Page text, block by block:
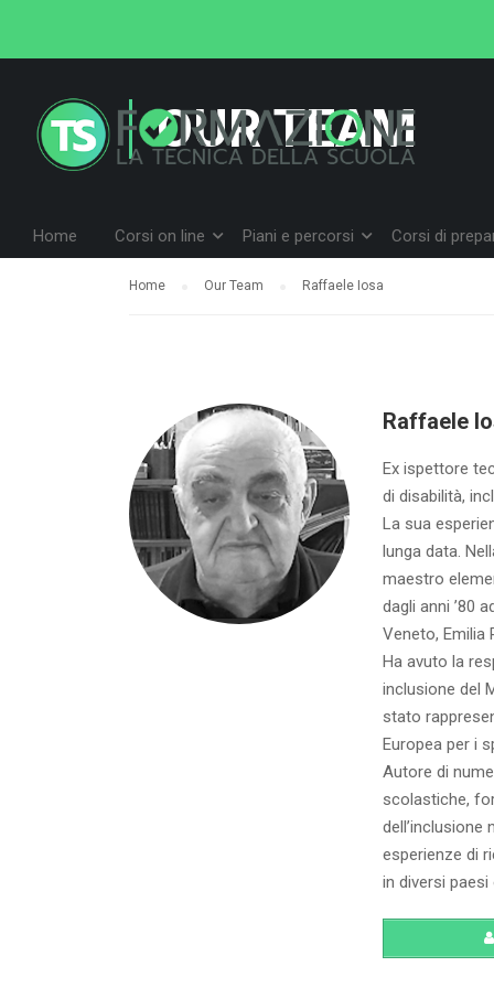
Home Corsi on line Piani e percorsi Corsi di
OUR TEAM
Home Our Team Raffaele Iosa
Raffaele
Ex ispettore
di disabilità,
La sua
lunga data.
maestro
dagli anni ’80
Veneto, Emilia
Ha avuto la
inclusione del
stato
Europea per i
Autore di
scolastiche,
dell’inclusione
esperienze di
in diversi paesi